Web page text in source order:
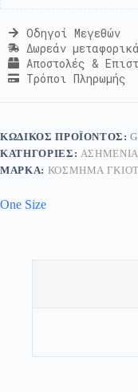
Οδηγοί Μεγεθών
Δωρεάν
Αποστολές &
Τρόποι Πληρωμής
ΚΩΔΙΚΌΣ ΠΡΟΪΌΝΤΟΣ:
ΚΑΤΗΓΟΡΊΕΣ:
ΜΆΡΚΑ: ΚΟΣΜΗΜΑ
One Size